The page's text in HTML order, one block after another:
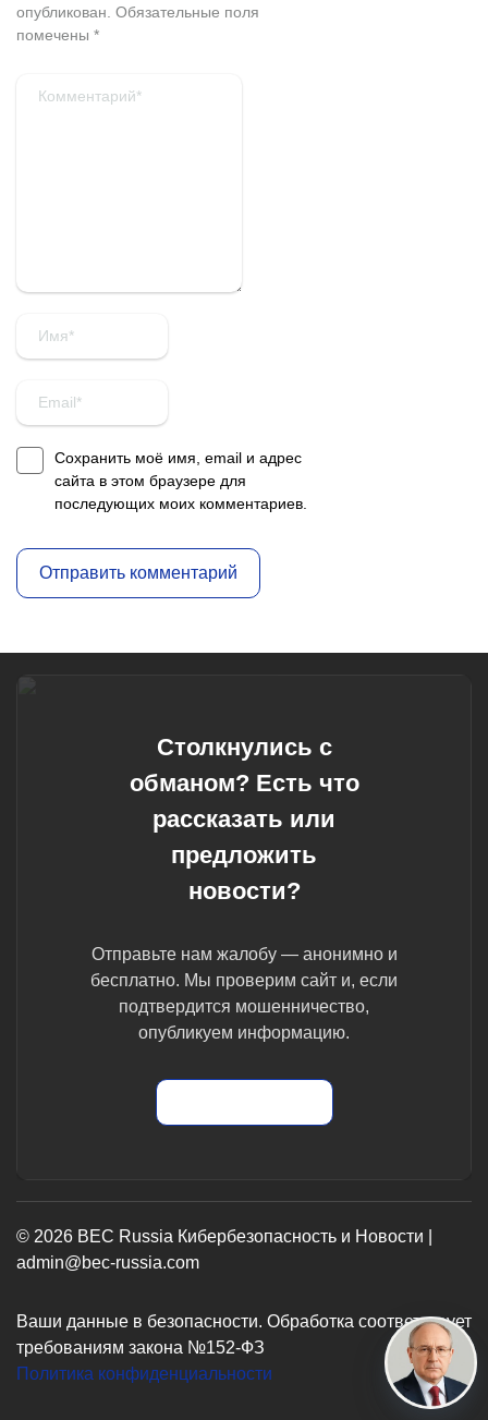
опубликован. Обязательные поля
помечены *
Сохранить моё имя, email и адрес
сайта в этом браузере для
последующих моих комментариев.
Столкнулись с
обманом? Есть что
рассказать или
предложить
новости?
Отправьте нам жалобу — анонимно и
бесплатно. Мы проверим сайт и, если
подтвердится мошенничество,
опубликуем информацию.
© 2026 BEC Russia Кибербезопасность и Новости |
admin@bec-russia.com
Ваши данные в безопасности. Обработка соответствует
требованиям закона №152-ФЗ
Политика конфиденциальности